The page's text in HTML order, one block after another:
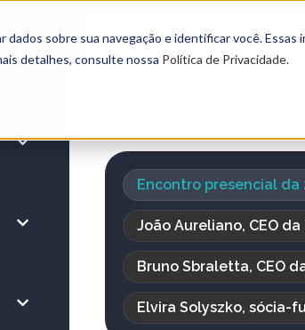
sobre sua navegação e identificar você. Essas
detalhes, consulte nossa Política de Privacidade.
Encontro presencial da
João Aureliano, CEO
Bruno Sbraletta, CEO
Elvira Solyszko, sócia-